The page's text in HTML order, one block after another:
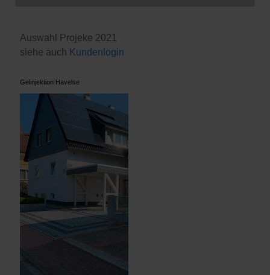
Auswahl Projeke 2021
siehe auch Kundenlogin
Gelinjektion Havelse